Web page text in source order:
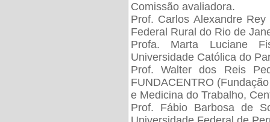
Comissão avaliadora.
Prof. Carlos Alexandre
Federal Rural do Rio de
Profa. Marta Luciane
Universidade Católica do
Prof. Walter dos Reis
FUNDACENTRO
e Medicina do Trabalho,
Prof. Fábio Barbosa de